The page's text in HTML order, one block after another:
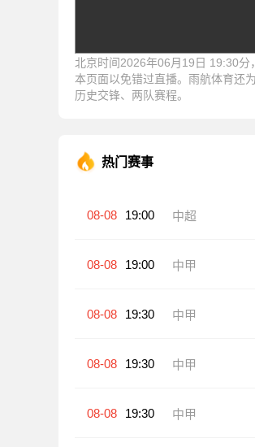
北京时间2026年06月19日 19:30
本页面以免错过直播。雨航体育还
历史交锋、两队赛程。
热门赛事
08-08 19:00 中超
08-08 19:00 中甲
08-08 19:30 中甲
08-08 19:30 中甲
08-08 19:30 中甲